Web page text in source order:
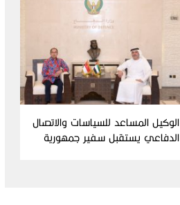
الوكيل المساعد للسياسات والاتصال
الدفاعي يستقبل سفير جمهورية